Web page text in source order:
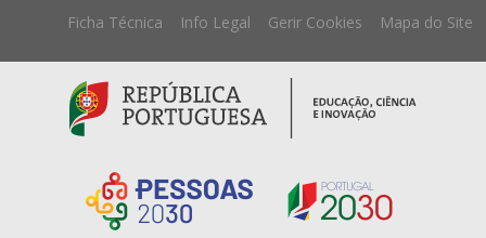
Ficha Técnica Info Legal Gerir Cookies Mapa do Site